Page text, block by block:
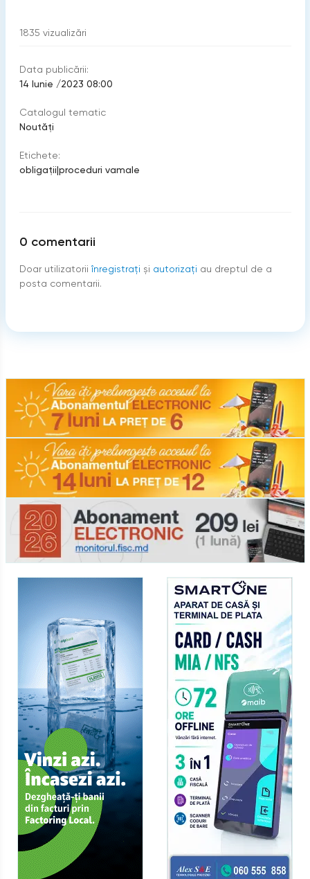
1835 vizualizări
Data publicării:
14 Iunie /2023 08:00
Catalogul tematic
Noutăți
Etichete:
obligaţii|proceduri vamale
0 comentarii
Doar utilizatorii înregistraţi şi autorizați au dreptul de a
posta comentarii.